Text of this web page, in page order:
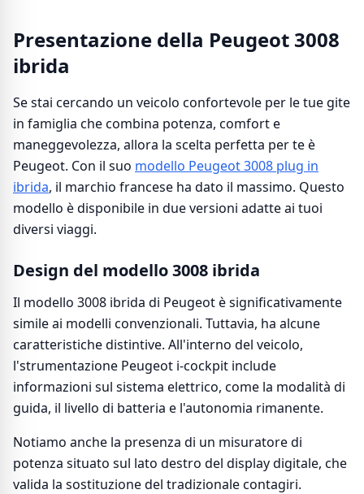
Presentazione della Peugeot 3008
ibrida
Se stai cercando un veicolo confortevole per le tue gite
in famiglia che combina potenza, comfort e
maneggevolezza, allora la scelta perfetta per te è
Peugeot. Con il suo modello Peugeot 3008 plug in
ibrida, il marchio francese ha dato il massimo. Questo
modello è disponibile in due versioni adatte ai tuoi
diversi viaggi.
Design del modello 3008 ibrida
Il modello 3008 ibrida di Peugeot è significativamente
simile ai modelli convenzionali. Tuttavia, ha alcune
caratteristiche distintive. All'interno del veicolo,
l'strumentazione Peugeot i-cockpit include
informazioni sul sistema elettrico, come la modalità di
guida, il livello di batteria e l'autonomia rimanente.
Notiamo anche la presenza di un misuratore di
potenza situato sul lato destro del display digitale, che
valida la sostituzione del tradizionale contagiri.